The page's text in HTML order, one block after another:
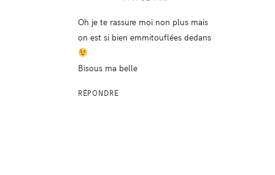
Oh je te rassure moi non plus mais
on est si bien emmitouflées dedans
Bisous ma belle
RÉPONDRE